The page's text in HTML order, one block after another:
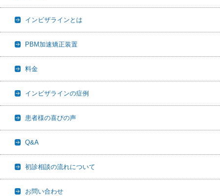
インビザラインとは
PBM加速矯正装置
料金
インビザラインの症例
患者様の喜びの声
Q&A
初診相談の流れについて
お問い合わせ